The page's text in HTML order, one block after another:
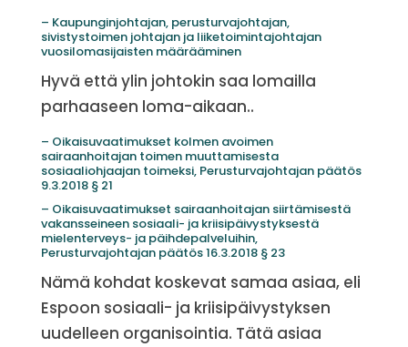
– Kaupunginjohtajan, perusturvajohtajan,
sivistystoimen johtajan ja liiketoimintajohtajan
vuosilomasijaisten määrääminen
Hyvä että ylin johtokin saa lomailla
parhaaseen loma-aikaan..
– Oikaisuvaatimukset kolmen avoimen
sairaanhoitajan toimen muuttamisesta
sosiaaliohjaajan toimeksi, Perusturvajohtajan päätös
9.3.2018 § 21
– Oikaisuvaatimukset sairaanhoitajan siirtämisestä
vakansseineen sosiaali- ja kriisipäivystyksestä
mielenterveys- ja päihdepalveluihin,
Perusturvajohtajan päätös 16.3.2018 § 23
Nämä kohdat koskevat samaa asiaa, eli
Espoon sosiaali- ja kriisipäivystyksen
uudelleen organisointia. Tätä asiaa